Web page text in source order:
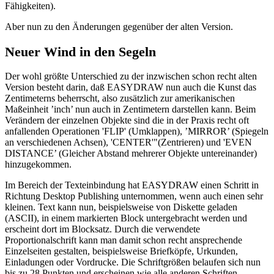
Fähigkeiten).
Aber nun zu den Änderungen gegenüber der alten Version.
Neuer Wind in den Segeln
Der wohl größte Unterschied zu der inzwischen schon recht alten
Version besteht darin, daß EASYDRAW nun auch die Kunst das
Zentimeterns beherrscht, also zusätzlich zur amerikanischen
Maßeinheit ’inch’ nun auch in Zentimetern darstellen kann. Beim
Verändern der einzelnen Objekte sind die in der Praxis recht oft
anfallenden Operationen 'FLIP' (Umklappen), ’MIRROR’ (Spiegeln
an verschiedenen Achsen), 'CENTER'"(Zentrieren) und 'EVEN
DISTANCE’ (Gleicher Abstand mehrerer Objekte untereinander)
hinzugekommen.
Im Bereich der Texteinbindung hat EASYDRAW einen Schritt in
Richtung Desktop Publishing unternommen, wenn auch einen sehr
kleinen. Text kann nun, beispielsweise von Diskette geladen
(ASCII), in einem markierten Block untergebracht werden und
erscheint dort im Blocksatz. Durch die verwendete
Proportionalschrift kann man damit schon recht ansprechende
Einzelseiten gestalten, beispielsweise Briefköpfe, Urkunden,
Einladungen oder Vordrucke. Die Schriftgrößen belaufen sich nun